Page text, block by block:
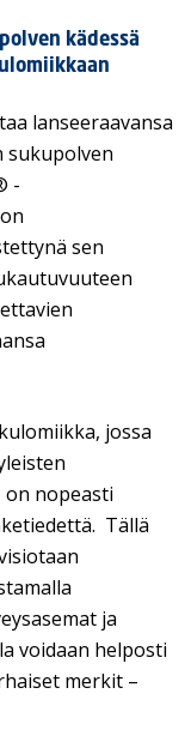
kädessä
lanseeraavansa
sukupolven
-
sen
jossa
nopeasti
Tällä
ja
voidaan helposti
merkit –